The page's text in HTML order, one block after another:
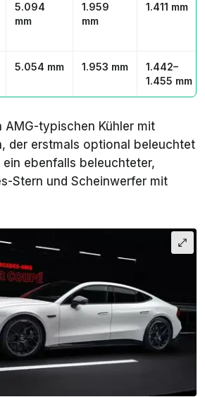
5.094
mm
1.959
mm
1.411 mm
5.054 mm 1.953 mm
1.442–
1.455 mm
AMG-typischen Kühler mit
der erstmals optional beleuchtet
ebenfalls beleuchteter,
Stern und Scheinwerfer mit